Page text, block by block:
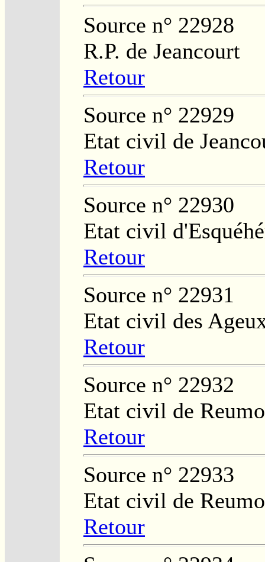
Source n° 22928
R.P. de Jeancourt
Retour
Source n° 22929
Etat civil de
Retour
Source n° 22930
Etat civil
Retour
Source n° 22931
Etat civil des
Retour
Source n° 22932
Etat civil de
Retour
Source n° 22933
Etat civil de
Retour